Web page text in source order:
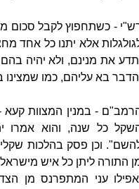
- כשתחפוץ לקבל סכום
אלא יתנו כל אחד
את מנינם, ולא יהיה
בא עליהם, כמו שמצינו
- במנין המצוות קעא -
כל שנה, והוא אמרו
וכן פסק בהלכות
התורה ליתן כל איש
עני המתפרנס מן